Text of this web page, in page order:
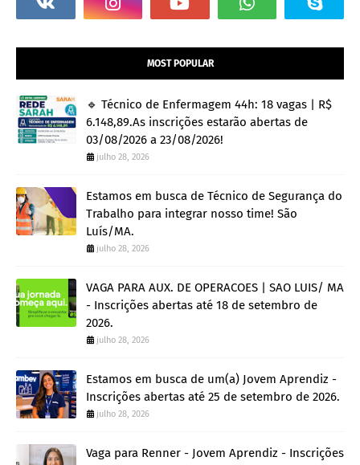
MOST POPULAR
🔹 Técnico de Enfermagem 44h: 18 vagas | R$
6.148,89.As inscrições estarão abertas de
03/08/2026 a 23/08/2026!
julho 28, 2026
Estamos em busca de Técnico de Segurança do
Trabalho para integrar nosso time! São
Luís/MA.
julho 28, 2026
VAGA PARA AUX. DE OPERACOES | SAO LUIS/ MA
- Inscrições abertas até 18 de setembro de
2026.
julho 28, 2026
Estamos em busca de um(a) Jovem Aprendiz -
Inscrições abertas até 25 de setembro de 2026.
julho 28, 2026
Vaga para Renner - Jovem Aprendiz - Inscrições